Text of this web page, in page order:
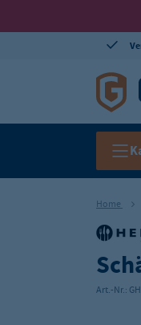
Home
Art.-Nr.: